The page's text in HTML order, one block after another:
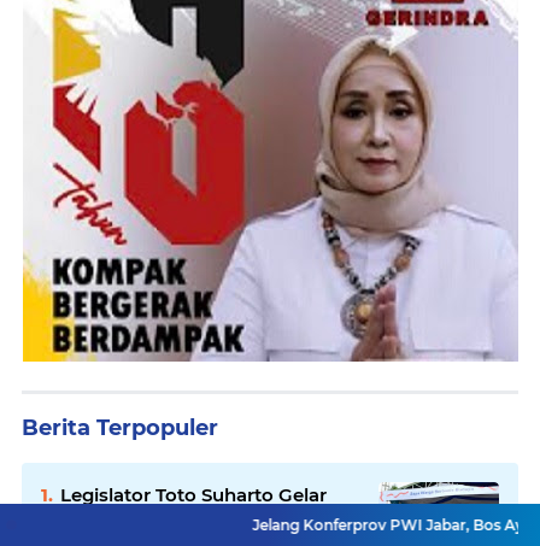
Berita Terpopuler
Legislator Toto Suharto Gelar
Kegiatan Dewan Menyapa
Jelang Konferprov PWI Jabar, Bos Ayo Media